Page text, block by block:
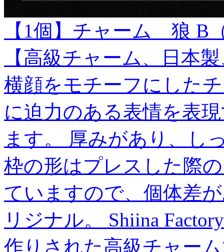
【1個】チャーム 狼 B
【高級チャーム、日本
横顔をモチーフにした
に迫力のある表情を表
ます。 厚みがあり、し
枠の形はプレスした際
ていますので、個体差
リジナル。 Shiina
作りされた高級チャー